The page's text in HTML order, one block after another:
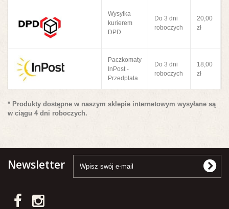
Wysyłka
kurierem
DPD
Do 3 dni
roboczych
20,00
zł
Paczkomaty
InPost -
Przedpłata
Do 3 dni
roboczych
18,00
zł
* Produkty dostępne w naszym sklepie internetowym wysyłane są
w ciągu 4 dni roboczych.
Newsletter